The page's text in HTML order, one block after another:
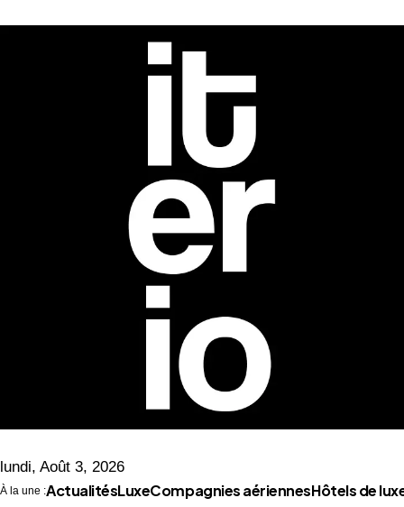
lundi, Août 3, 2026
À la une :ActualitésLuxeCompagnies aériennesHôtels de